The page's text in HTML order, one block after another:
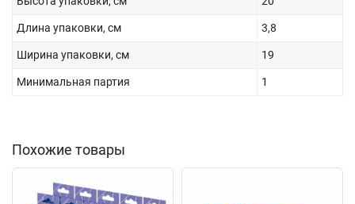
Длина упаковки, см 3,8
Ширина упаковки, см 19
Минимальная партия 1
Похожие товары